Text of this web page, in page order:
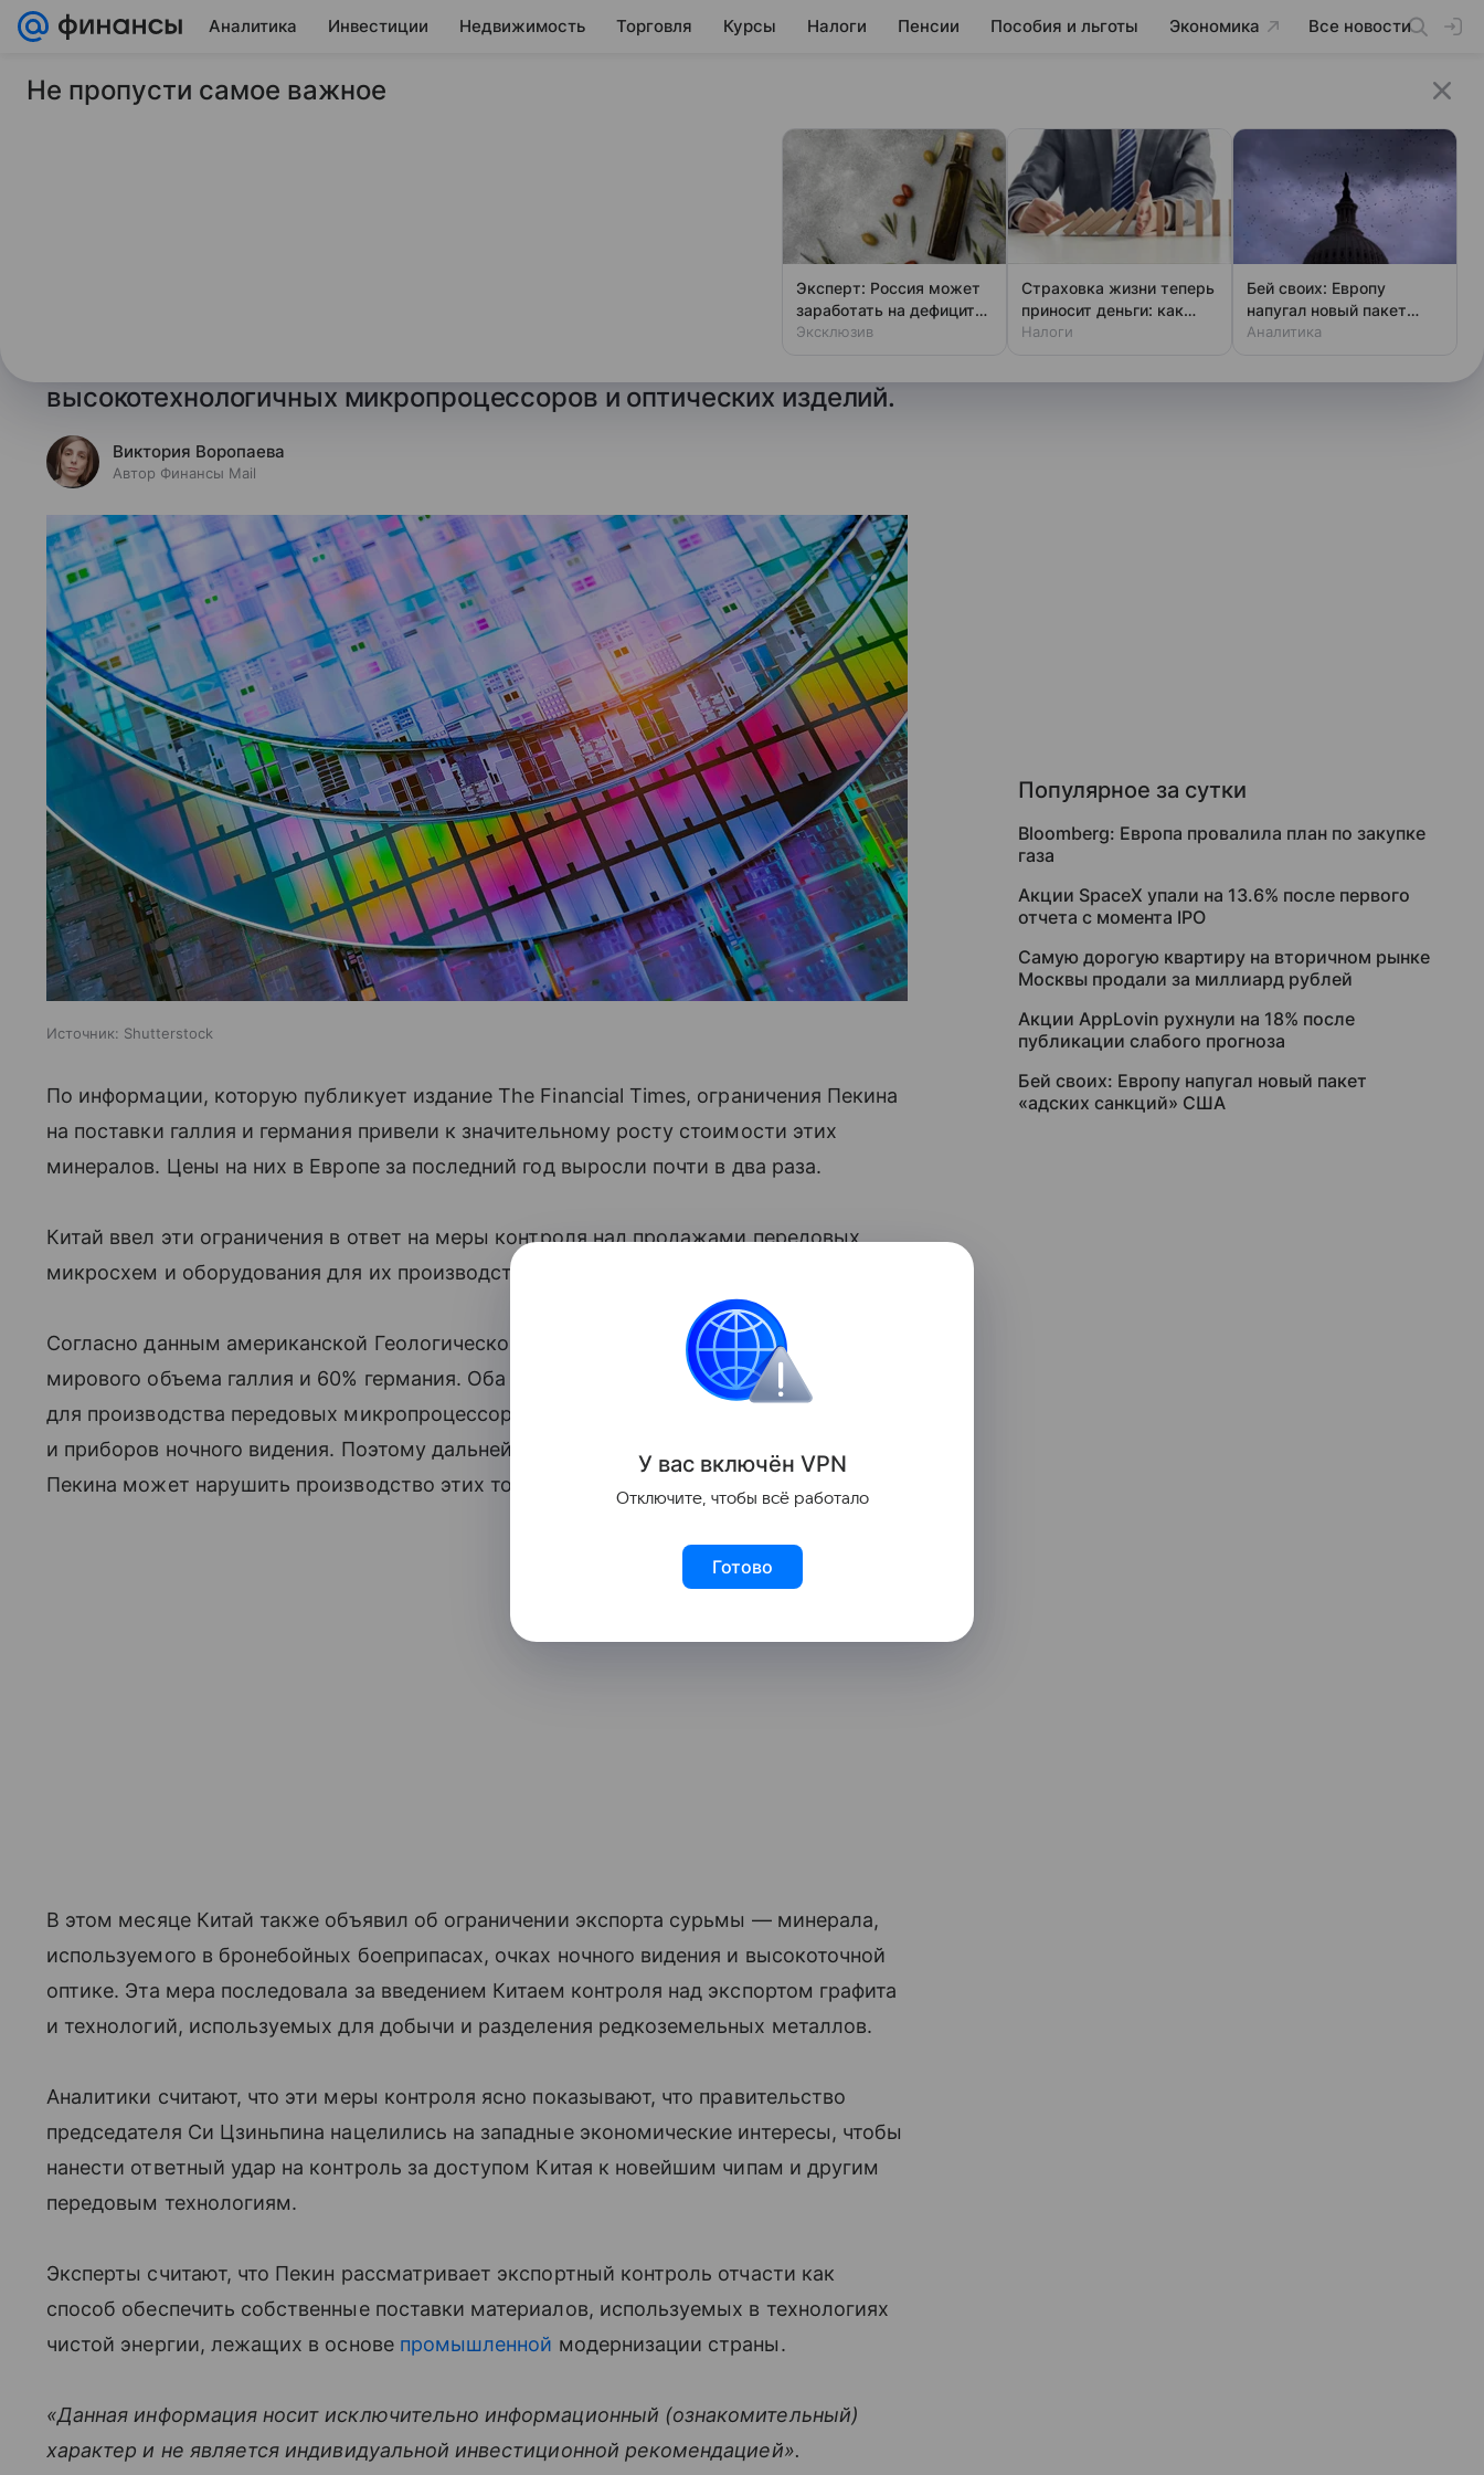
Аналитика Инвестиции Недвижимость Торговля Курсы Налоги Пенсии Пособия и льготы Экономика Все новости
27 августа 2024 Финансы Mail
могут повлиять на мировой рынок
Западные заказчики утверждают, что введенные ограничения
высокотехнологичных микропроцессоров и оптических изделий.
Виктория Воропаева
Автор Финансы Mail
Источник: Shutterstock
По информации, которую публикует издание The Financial Times, ограничения Пекина
на поставки галлия и германия привели к значительному росту стоимости этих
минералов. Цены на них в Европе за последний год выросли почти в два раза.
Китай ввел эти ограничения в ответ на меры контроля над продажами передовых
микросхем и оборудования для их производства, принятые США.
Согласно данным американской Геологической службы, КНР производит 98%
мирового объема галлия и 60% германия. Оба материала необходимы
для производства передовых микропроцессоров, волоконно-оптических изделий
и приборов ночного видения. Поэтому дальнейшее ограничение
Пекина может нарушить производство этих товаров.
В этом месяце Китай также объявил об ограничении экспорта сурьмы — минерала,
используемого в бронебойных боеприпасах, очках ночного видения и высокоточной
оптике. Эта мера последовала за введением Китаем контроля над экспортом графита
и технологий, используемых для добычи и разделения редкоземельных металлов.
Аналитики считают, что эти меры контроля ясно показывают, что правительство
председателя Си Цзиньпина нацелились на западные экономические интересы, чтобы
нанести ответный удар на контроль за доступом Китая к новейшим чипам и другим
передовым технологиям.
Эксперты считают, что Пекин рассматривает экспортный контроль отчасти как
способ обеспечить собственные поставки материалов, используемых в технологиях
чистой энергии, лежащих в основе промышленной модернизации страны.
«Данная информация носит исключительно информационный (ознакомительный)
характер и не является индивидуальной инвестиционной рекомендацией».
Популярное за сутки
Bloomberg: Европа провалила план по закупке
газа
Акции SpaceX упали на 13.6% после первого
отчета с момента IPO
Самую дорогую квартиру на вторичном рынке
Москвы продали за миллиард рублей
Акции AppLovin рухнули на 18% после
публикации слабого прогноза
Бей своих: Европу напугал новый пакет
«адских санкций» США
Не пропусти самое важное
Эксперт: Россия может
заработать на дефиците
оливкового масла
Эксклюзив
Страховка жизни теперь
приносит деньги: как
получить вычет
Налоги
Бей своих: Европу
напугал новый пакет
«адских санкций» США
Аналитика
У вас включён VPN
Отключите, чтобы всё работало
Готово